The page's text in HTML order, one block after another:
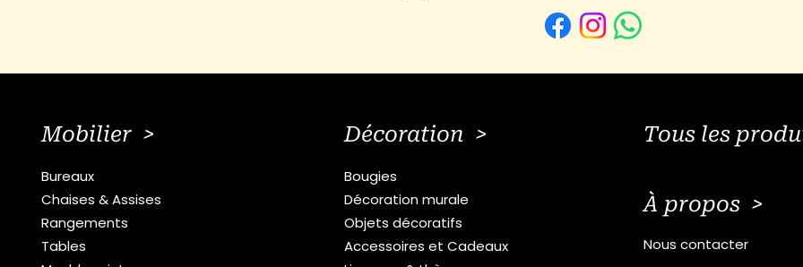
Mobilier >
Bureaux
Chaises & Assises
Rangements
Tables
Décoration >
Bougies
Décoration murale
Objets décoratifs
Accessoires et Cadeaux
Tous les
À propos >
Nous contacter